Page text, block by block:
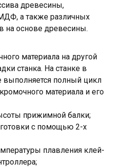
древесины,
а также различных
на основе древесины.
материала на другой
станка. На станке в
полный цикл
материала и его
прижимной балки;
с помощью 2-х
плавления клей-